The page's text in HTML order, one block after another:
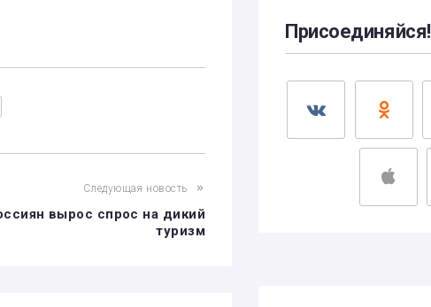
Следующая новость
вырос спрос на дикий
туризм
Присоединяйся!